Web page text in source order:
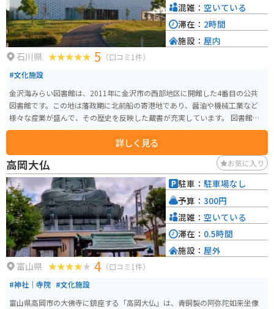
産に購入するのもおすすめです。また、新鮮な海の幸を味わえるのも魅力で
す。
石川県 5 （口コミ1件）
#文化施設
金沢海みらい図書館は、2011年に金沢市の西部地区に開館した4番目の公共
図書館です。この地は藩政期に北前船の寄港地であり、醤油や機械工業など
様々な産業が盛んで、その歴史を反映した蔵書が充実しています。 図書館
は、金沢市の姉妹都市図書館との交流の拠点としても機能しており、ホール
や集会室などの交流スペースが設けられています。注目すべきは、その斬新
な建築デザインで、外壁には約6,000個の丸窓が配置され、このデザインは
「世界で最も美しい公共図書館25選」にも選ばれました。 建物の約6割は吹
き抜け空間で、開放感と落ち着きを持ったワンルーム型の図書館となってお
り、市の新たな名所としても知られています。金沢駅から車やバイクで15分
ほどの位置にあります。
詳しく見る
混雑： 空いている
滞在： 2時間
施設： 屋内
高岡大仏 お気に入り
富山県 4 （口コミ1件）
#神社｜寺院 #文化施設
富山県高岡市の大佛寺に鎮座する「高岡大仏」は、青銅製の阿弥陀如来坐像
駐車： 駐車場なし
予算： 300円
混雑： 空いている
滞在： 0.5時間
施設： 屋外